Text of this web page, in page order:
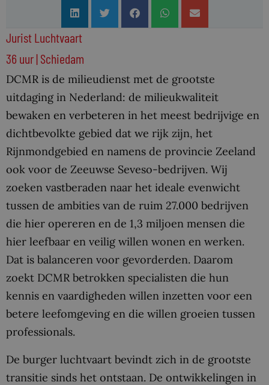
Jurist Luchtvaart
36 uur | Schiedam
DCMR is de milieudienst met de grootste
uitdaging in Nederland: de milieukwaliteit
bewaken en verbeteren in het meest bedrijvige en
dichtbevolkte gebied dat we rijk zijn, het
Rijnmondgebied en namens de provincie Zeeland
ook voor de Zeeuwse Seveso-bedrijven. Wij
zoeken vastberaden naar het ideale evenwicht
tussen de ambities van de ruim 27.000 bedrijven
die hier opereren en de 1,3 miljoen mensen die
hier leefbaar en veilig willen wonen en werken.
Dat is balanceren voor gevorderden. Daarom
zoekt DCMR betrokken specialisten die hun
kennis en vaardigheden willen inzetten voor een
betere leefomgeving en die willen groeien tussen
professionals.
De burger luchtvaart bevindt zich in de grootste
transitie sinds het ontstaan. De ontwikkelingen in